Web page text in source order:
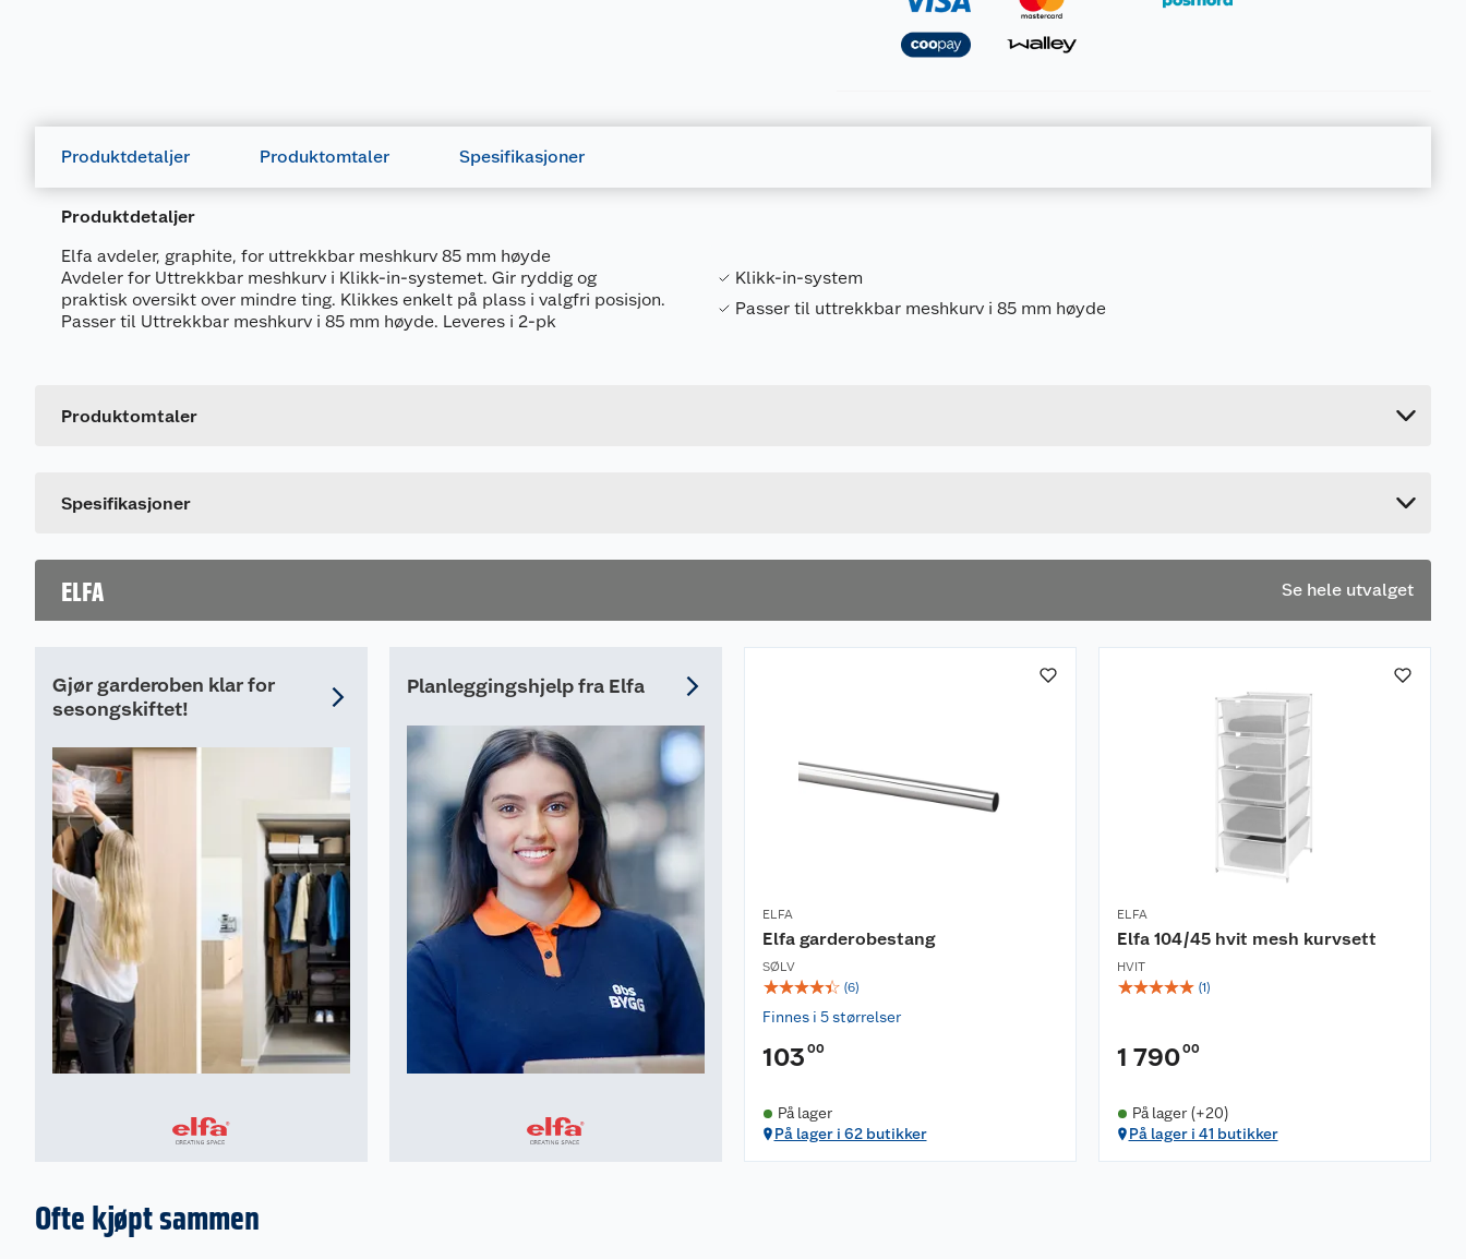
Produktdetaljer Produktomtaler Spesifikasjoner
Produktdetaljer
Elfa avdeler, graphite, for uttrekkbar meshkurv 85 mm høyde
Avdeler for Uttrekkbar meshkurv i Klikk-in-systemet. Gir ryddig og
praktisk oversikt over mindre ting. Klikkes enkelt på plass i valgfri posisjon.
Passer til Uttrekkbar meshkurv i 85 mm høyde. Leveres i 2-pk
Klikk-in-system
Passer til uttrekkbar meshkurv i 85 mm høyde
Produktomtaler
Spesifikasjoner
Leverandørens artikkelnummer
ELFA Se hele utvalget
Gjør garderoben klar for
sesongskiftet!
Planleggingshjelp fra Elfa
ELFA
Elfa garderobestang
SØLV
☆☆☆☆☆ (6)
Finnes i 5 størrelser
103 00
På lager
På lager i 62 butikker
ELFA
Elfa 104/45 hvit mesh kurvsett
HVIT
☆☆☆☆☆ (1)
1 79000
På lager (+20)
På lager i 41 butikker
Ofte kjøpt sammen